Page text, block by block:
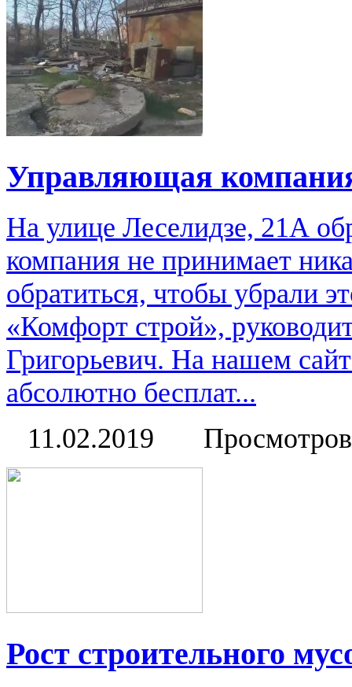
Управляющая
На улице Леселидзе, 21А
компания не принимает
обратиться, чтобы убрали
«Комфорт строй»,
Григорьевич. На нашем
абсолютно бесплат...
11.02.2019
Рост строительного